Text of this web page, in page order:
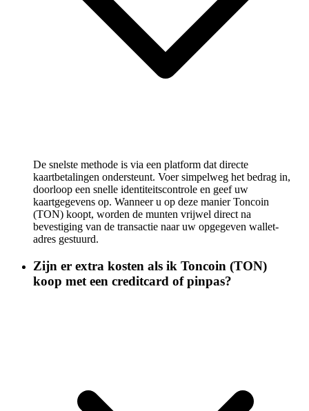
De snelste methode is via een platform dat directe
kaartbetalingen ondersteunt. Voer simpelweg het bedrag in,
doorloop een snelle identiteitscontrole en geef uw
kaartgegevens op. Wanneer u op deze manier Toncoin
(TON) koopt, worden de munten vrijwel direct na
bevestiging van de transactie naar uw opgegeven wallet-
adres gestuurd.
Zijn er extra kosten als ik Toncoin (TON)
koop met een creditcard of pinpas?